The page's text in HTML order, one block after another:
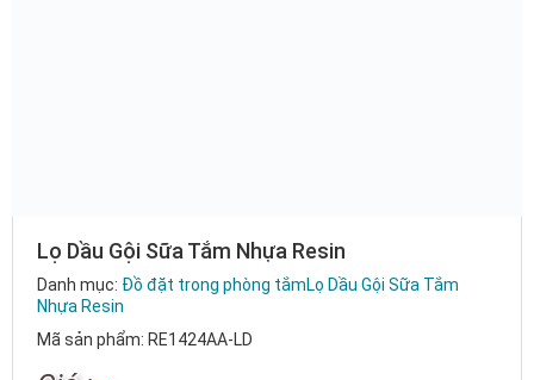
Lọ Dầu Gội Sữa Tắm Nhựa Resin
Danh mục: Đồ đặt trong phòng tắmLọ Dầu Gội Sữa Tắm
Nhựa Resin
Mã sản phẩm: RE1424AA-LD